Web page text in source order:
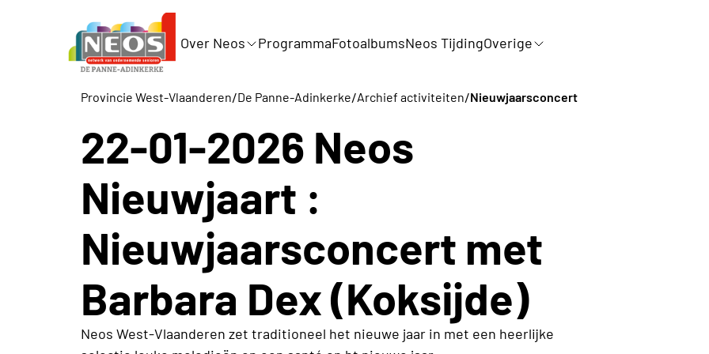
Over Neos ProgrammaFotoalbumsNeos TijdingOverige
Provincie West-Vlaanderen/De Panne-Adinkerke/Archief activiteiten/Nieuwjaarsconcert
22-01-2026 Neos
Nieuwjaart :
Nieuwjaarsconcert met
Barbara Dex (Koksijde)
Neos West-Vlaanderen zet traditioneel het nieuwe jaar in met een heerlijke